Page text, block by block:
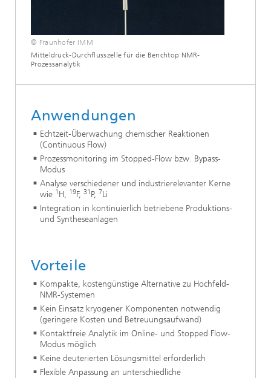
© Fraunhofer IMM
Mitteldruck-Durchflusszelle für die Benchtop NMR-
Prozessanalytik
Anwendungen
Echtzeit-Überwachung chemischer Reaktionen
(Continuous Flow)
Prozessmonitoring im Stopped-Flow bzw. Bypass-
Modus
Analyse verschiedener und industrierelevanter Kerne
wie 1 H, 19F, 31 P, 7Li
Integration in kontinuierlich betriebene Produktions-
und Syntheseanlagen
Vorteile
Kompakte, kostengünstige Alternative zu Hochfeld-
NMR-Systemen
Kein Einsatz kryogener Komponenten notwendig
(geringere Kosten und Betreuungsaufwand)
Kontaktfreie Analytik im Online- und Stopped Flow-
Modus möglich
Keine deuterierten Lösungsmittel erforderlich
Flexible Anpassung an unterschiedliche